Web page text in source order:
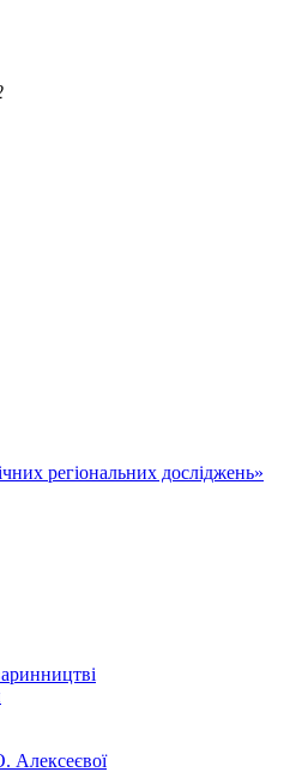
регіональних досліджень»
Алексеєвої